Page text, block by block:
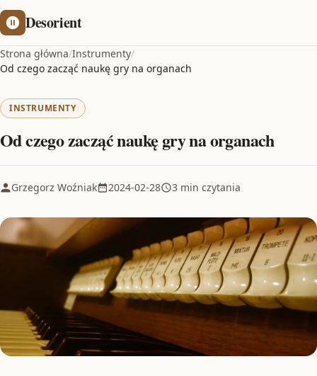
Desorient
Strona główna/Instrumenty/
Od czego zacząć naukę gry na organach
INSTRUMENTY
Od czego zacząć naukę gry na organach
Grzegorz Woźniak 2024-02-28 3 min czytania